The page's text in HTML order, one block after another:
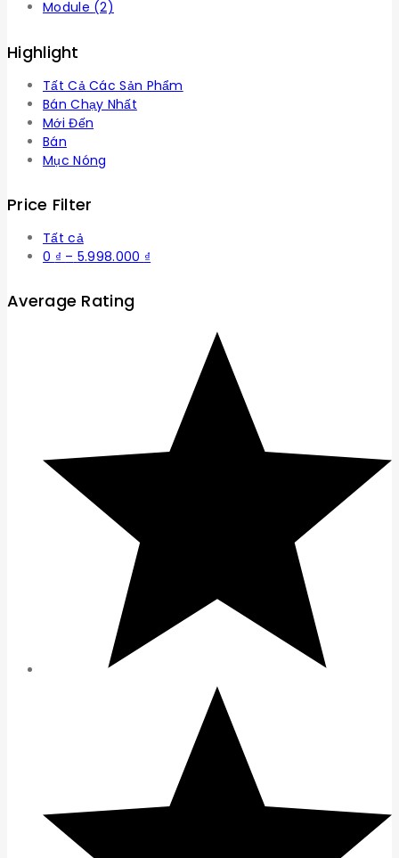
Module (2)
Highlight
Tất Cả Các Sản Phẩm
Bán Chạy Nhất
Mới Đến
Bán
Mục Nóng
Price Filter
Tất cả
0 ₫ – 5.998.000 ₫
5.998.000 ₫
Average Rating